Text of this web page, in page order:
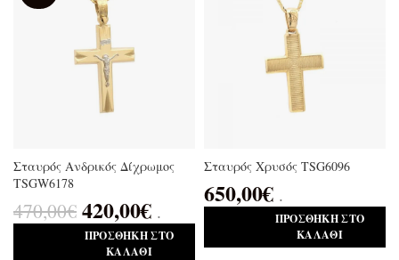
Σταυρός Ανδρικός Δίχρωμος
TSGW6178
470,00€ 420,00€ .
ΠΡΟΣΘΉΚΗ ΣΤΟ
ΚΑΛΆΘΙ
Σταυρός Χρυσός TSG6096
650,00€ .
ΠΡΟΣΘΉΚΗ ΣΤΟ
ΚΑΛΆΘΙ